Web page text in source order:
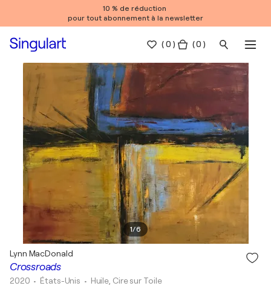
10 % de réduction
pour tout abonnement à la newsletter
(0 ) ( 0 )
1/6
Crossroads
Lynn MacDonald
2020 • États-Unis • Huile, Cire sur Toile